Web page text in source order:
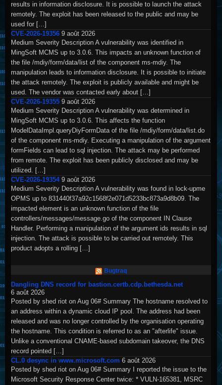
results in information disclosure. It is possible to launch the attack
remotely. The exploit has been released to the public and may be
used for […]
CVE-2026-19356 9 août 2026
Medium Severity Description A vulnerability was identified in
MingSoft MCMS up to 3.0.6. This impacts an unknown function of
the file /mdiy/form/data/list of the component ms-mdiy. The
manipulation leads to information disclosure. It is possible to initiate
the attack remotely. The exploit is publicly available and might be
used. The vendor was contacted early about […]
CVE-2026-19355 9 août 2026
Medium Severity Description A vulnerability was determined in
MingSoft MCMS up to 3.0.6. This affects the function
ModelDataImpl.queryDiyFormData of the file /mdiy/form/data/list.do
of the component ms-mdiy. Executing a manipulation of the argument
formFields can lead to sql injection. The attack may be performed
from remote. The exploit has been publicly disclosed and may be
utilized. […]
CVE-2026-19354 9 août 2026
Medium Severity Description A vulnerability was found in lock-upme
OPMS up to 831440f37a92c1568f2e071d5233bc873a9d8b09. The
impacted element is an unknown function of the file
controllers/messages/message.go of the component IN Clause
Handler. Performing a manipulation of the argument ids results in sql
injection. The attack is possible to be carried out remotely. This
product adopts a rolling […]
Bugtraq
Dangling DNS record for bastion.certb.cdp.bethesda.net
6 août 2026
Posted by shed riot on Aug 06# Summary The hostname resolved to
an address within a dynamic cloud IP pool. The address had been
released and was no longer controlled by the organisation operating
the hostname. This condition is referred to as an "afterlife" issue.
Unlike a conventional CNAME-based subdomain takeover, the DNS
record pointed […]
CL.0 desync in www.microsoft.com 6 août 2026
Posted by shed riot on Aug 06# Summary I reported the issue to the
Microsoft Security Response Center twice: * VULN-165381, MSRC